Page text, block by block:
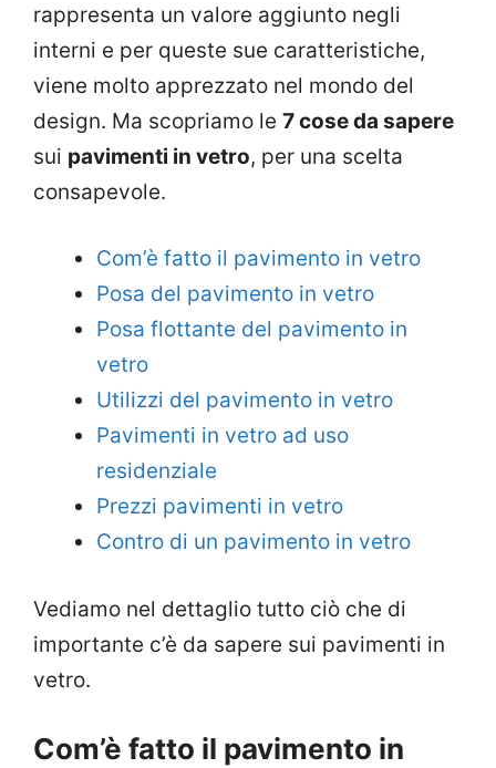
rappresenta un valore aggiunto negli
interni e per queste sue caratteristiche,
viene molto apprezzato nel mondo del
design. Ma scopriamo le 7 cose da sapere
sui pavimenti in vetro, per una scelta
consapevole.
Com’è fatto il pavimento in vetro
Posa del pavimento in vetro
Posa flottante del pavimento in
vetro
Utilizzi del pavimento in vetro
Pavimenti in vetro ad uso
residenziale
Prezzi pavimenti in vetro
Contro di un pavimento in vetro
Vediamo nel dettaglio tutto ciò che di
importante c’è da sapere sui pavimenti in
vetro.
Com’è fatto il pavimento in